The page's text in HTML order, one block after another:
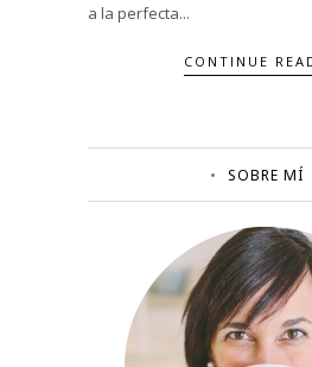
a la perfecta...
CONTINUE
SOBRE MÍ